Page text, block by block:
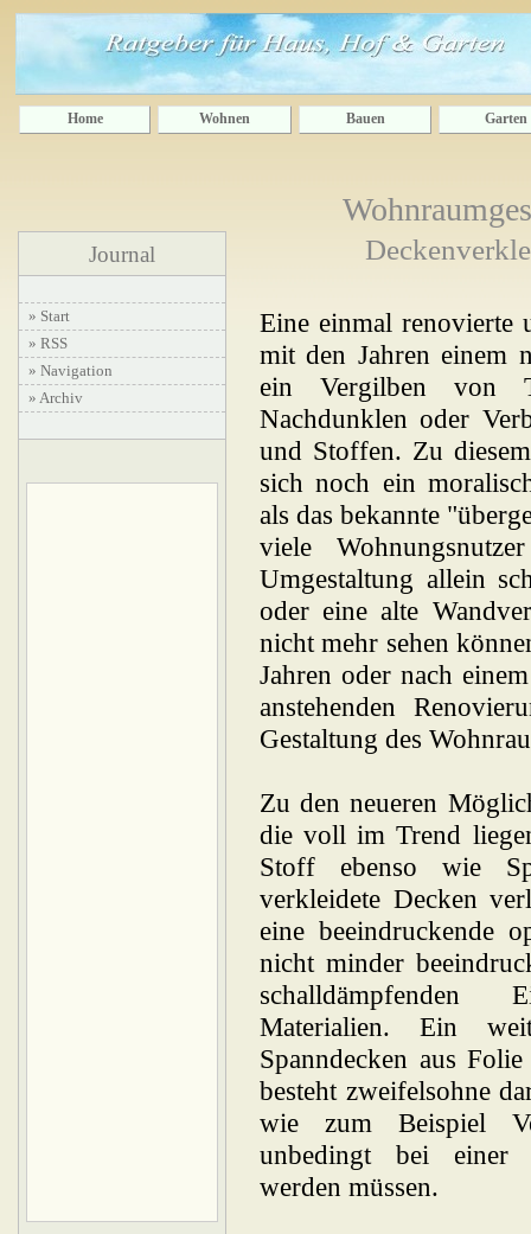
Home Wohnen Bauen Garten
Journal
» Start
» RSS
» Navigation
» Archiv
Eine einmal renovierte
mit den Jahren einem
ein Vergilben von
Nachdunklen oder
und Stoffen. Zu
sich noch ein
als das bekannte
viele
Umgestaltung allein
oder eine alte
nicht mehr sehen
Jahren oder nach
anstehenden
Gestaltung des
Zu den neueren
die voll im Trend
Stoff ebenso wie
verkleidete Decken
eine beeindruckende
nicht minder
schalldämpfenden
Materialien. Ein
Spanndecken aus
besteht zweifelsohne
wie zum Beispiel
unbedingt bei einer
werden müssen.